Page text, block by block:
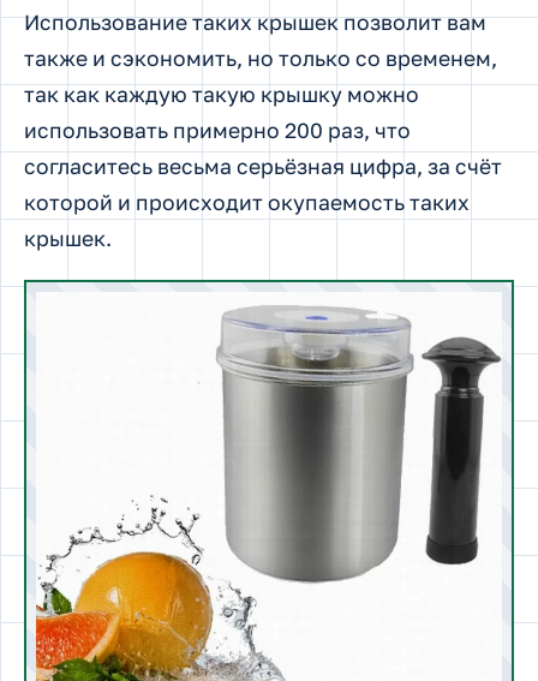
Использование таких крышек позволит вам
также и сэкономить, но только со временем,
так как каждую такую крышку можно
использовать примерно 200 раз, что
согласитесь весьма серьёзная цифра, за счёт
которой и происходит окупаемость таких
крышек.